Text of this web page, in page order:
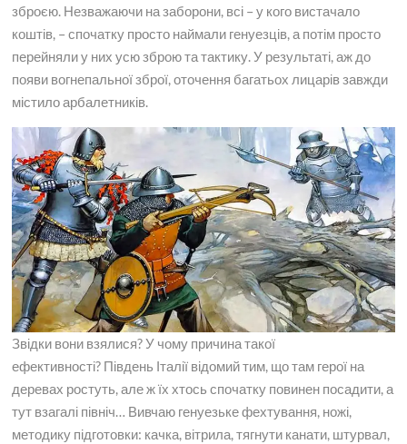
зброєю. Незважаючи на заборони, всі – у кого вистачало
коштів, – спочатку просто наймали генуезців, а потім просто
перейняли у них усю зброю та тактику. У результаті, аж до
появи вогнепальної зброї, оточення багатьох лицарів завжди
містило арбалетників.
Звідки вони взялися? У чому причина такої
ефективності? Південь Італії відомий тим, що там герої на
деревах ростуть, але ж їх хтось спочатку повинен посадити, а
тут взагалі північ… Вивчаю генуезьке фехтування, ножі,
методику підготовки: качка, вітрила, тягнути канати, штурвал,